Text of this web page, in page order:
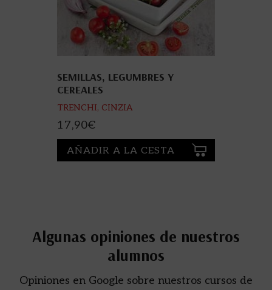
SEMILLAS, LEGUMBRES Y
CEREALES
TRENCHI, CINZIA
17,90€
AÑADIR A LA CESTA
Algunas opiniones de nuestros
alumnos
Opiniones en Google sobre nuestros cursos de